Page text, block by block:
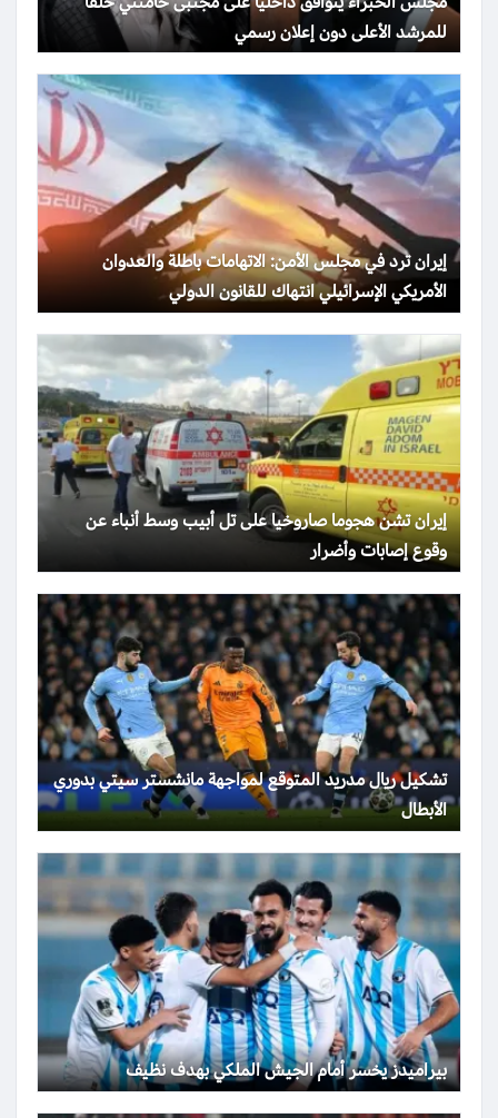
للمرشد الأعلى دون إعلان رسمي
إيران ترد في مجلس الأمن: الاتهامات باطلة والعدوان
الأمريكي الإسرائيلي انتهاك للقانون الدولي
إيران تشن هجوما صاروخيا على تل أبيب وسط أنباء عن
وقوع إصابات وأضرار
تشكيل ريال مدريد المتوقع لمواجهة مانشستر سيتي بدوري
الأبطال
بيراميدز يخسر أمام الجيش الملكي بهدف نظيف